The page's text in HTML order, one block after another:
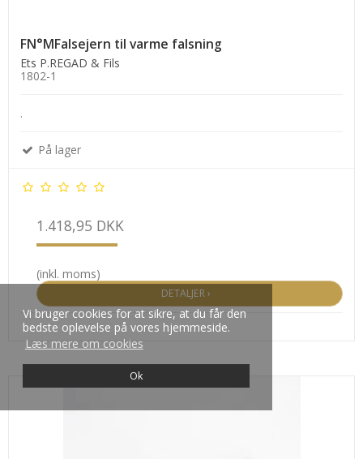
Vi bruger cookies for at sikre, at du får den
bedste oplevelse på vores hjemmeside.
Læs mere om cookies
Ok
FN°MFalsejern til varme falsning
Ets P.REGAD & Fils
1802-1
.
På lager
1.418,95 DKK
(inkl. moms)
DETALJER ›